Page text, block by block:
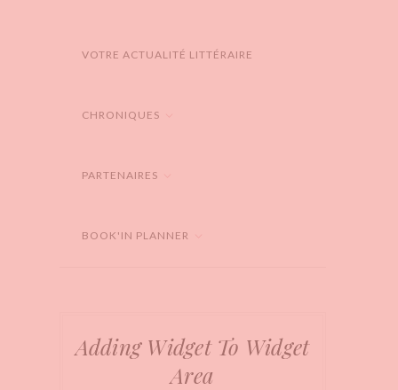
VOTRE ACTUALITÉ LITTÉRAIRE
CHRONIQUES
PARTENAIRES
BOOK'IN PLANNER
Adding Widget To Widget
Area